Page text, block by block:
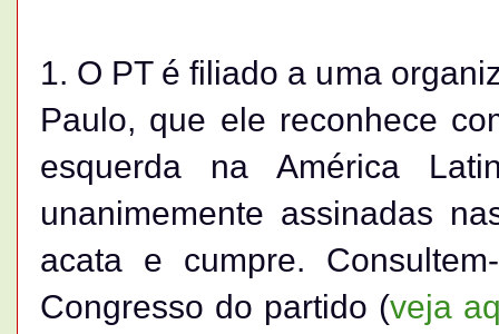
1. O PT é filiado a uma
Paulo, que ele reconhece
esquerda na América
unanimemente assinadas
acata e cumpre.
Congresso do partido (veja